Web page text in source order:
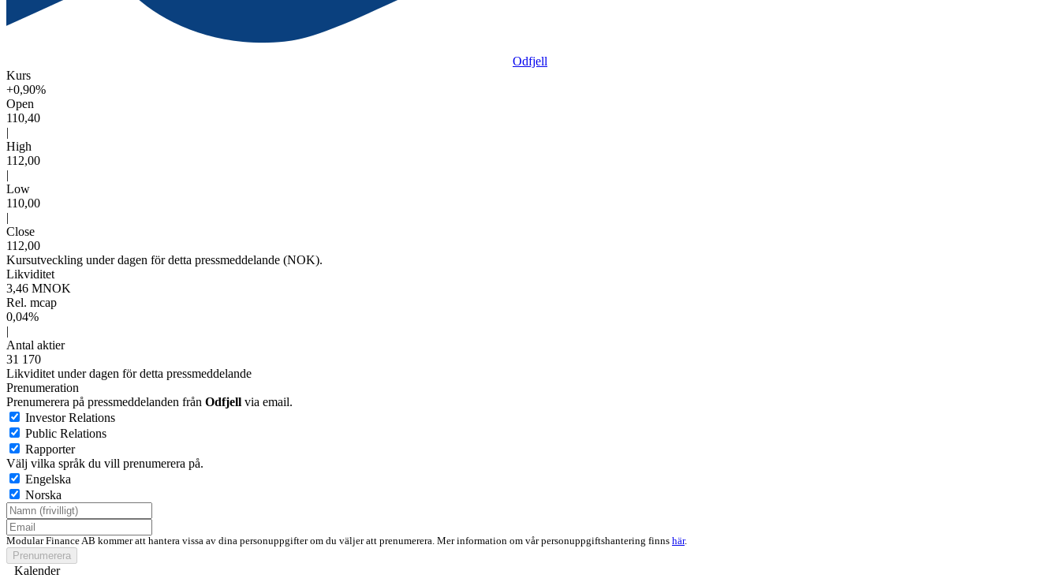
Odfjell
Kurs
+0,90%
Open
110,40
|
High
112,00
|
Low
110,00
|
Close
112,00
Kursutveckling under dagen för detta pressmeddelande (NOK).
Likviditet
3,46 MNOK
Rel. mcap
0,04%
|
Antal aktier
31 170
Likviditet under dagen för detta pressmeddelande
Prenumeration
Prenumerera på pressmeddelanden från Odfjell via email.
Investor Relations
Public Relations
Rapporter
Välj vilka språk du vill prenumerera på.
Engelska
Norska
Modular Finance AB kommer att hantera vissa av dina personuppgifter om du väljer att prenumerera. Mer information om vår personuppgiftshantering finns här.
Prenumerera
Kalender